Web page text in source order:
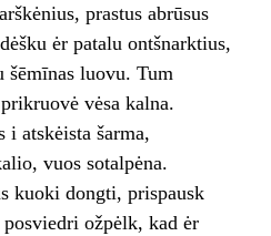
prastus abrūsus
ėr patalu ontšnarktius,
šēmīnas luovu. Tum
vėsa kalna.
i atskėista šarma,
vuos sotalpėna.
kuoki dongti, prispausk
ožpėlk, kad ėr